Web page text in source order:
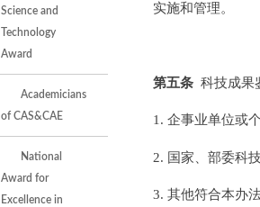
Science and
Technology
Award
Academicians
of CAS&CAE
National
Award for
Excellence in
实施和管理。
第五条科技成果
1. 企事业单位或
2. 国家、部委科
3. 其他符合本办